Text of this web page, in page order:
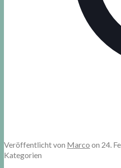
Veröffentlicht von Marco on 24.
Kategorien